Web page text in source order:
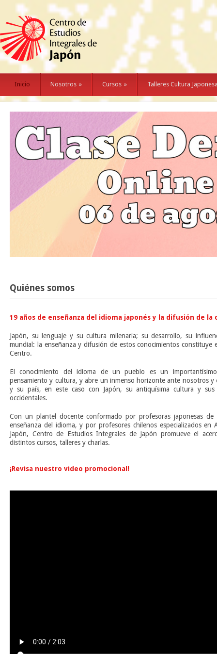
Inicio Nosotros » Cursos » Talleres Cultura
Quiénes somos
19 años de enseñanza del idioma japonés y la difusión de la
Japón, su lenguaje y su cultura milenaria; su desarrollo, su
mundial: la enseñanza y difusión de estos conocimientos
Centro.
El conocimiento del idioma de un pueblo es un
pensamiento y cultura, y abre un inmenso horizonte ante nosotros y
y su país, en este caso con Japón, su antiquísima cultura y
occidentales.
Con un plantel docente conformado por profesoras japonesas
enseñanza del idioma, y por profesores chilenos especializados
Japón, Centro de Estudios Integrales de Japón promueve el
distintos cursos, talleres y charlas.
¡Revisa nuestro video promocional!